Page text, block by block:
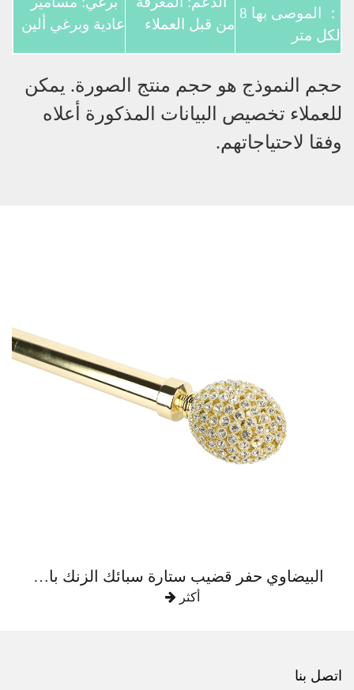
： الموصى بها 8
لكل متر
من قبل العملاء
عادية وبرغي ألين
حجم النموذج هو حجم منتج الصورة. يمكن
للعملاء تخصيص البيانات المذكورة أعلاه
وفقا لاحتياجاتهم.
البيضاوي حفر قضيب ستارة سبائك الزنك بالكامل
أكثر
اتصل بنا